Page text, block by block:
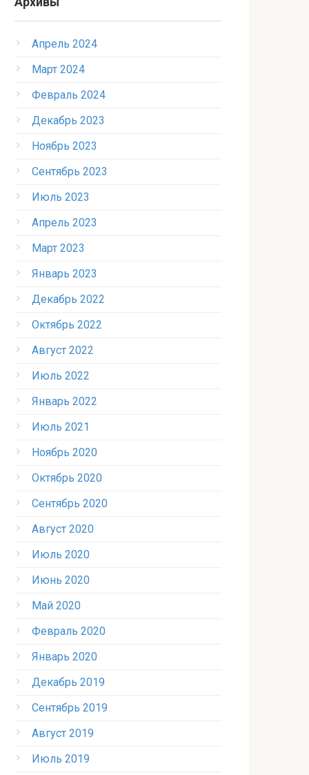
Апрель 2024
Март 2024
Февраль 2024
Декабрь 2023
Ноябрь 2023
Сентябрь 2023
Июль 2023
Апрель 2023
Март 2023
Январь 2023
Декабрь 2022
Октябрь 2022
Август 2022
Июль 2022
Январь 2022
Июль 2021
Ноябрь 2020
Октябрь 2020
Сентябрь 2020
Август 2020
Июль 2020
Июнь 2020
Май 2020
Февраль 2020
Январь 2020
Декабрь 2019
Сентябрь 2019
Август 2019
Июль 2019